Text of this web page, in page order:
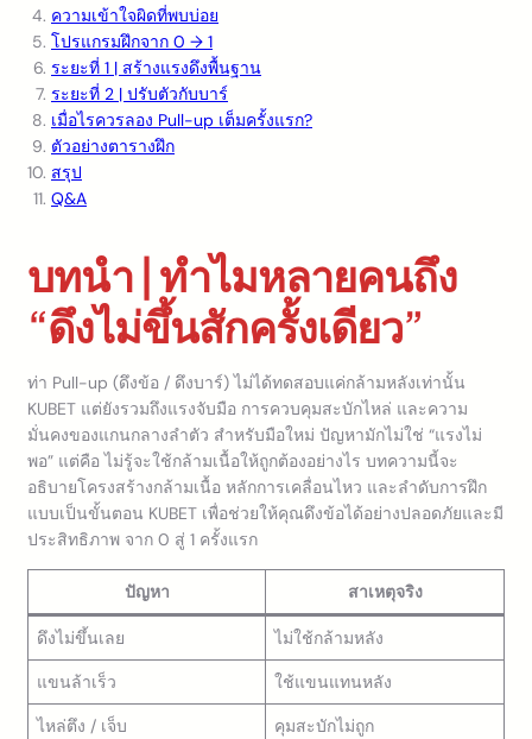
ความเข้าใจผิดที่พบบ่อย
โปรแกรมฝึกจาก 0 → 1
ระยะที่ 1 | สร้างแรงดึงพื้นฐาน
ระยะที่ 2 | ปรับตัวกับบาร์
เมื่อไรควรลอง Pull-up เต็มครั้งแรก?
ตัวอย่างตารางฝึก
สรุป
Q&A
บทนำ | ทำไมหลายคนถึง
“ดึงไม่ขึ้นสักครั้งเดียว”
ท่า Pull-up (ดึงข้อ / ดึงบาร์) ไม่ได้ทดสอบแค่กล้ามหลังเท่านั้น
KUBET แต่ยังรวมถึงแรงจับมือ การควบคุมสะบักไหล่ และความ
มั่นคงของแกนกลางลำตัว สำหรับมือใหม่ ปัญหามักไม่ใช่ “แรงไม่
พอ” แต่คือ ไม่รู้จะใช้กล้ามเนื้อให้ถูกต้องอย่างไร บทความนี้จะ
อธิบายโครงสร้างกล้ามเนื้อ หลักการเคลื่อนไหว และลำดับการฝึก
แบบเป็นขั้นตอน KUBET เพื่อช่วยให้คุณดึงข้อได้อย่างปลอดภัยและมี
ประสิทธิภาพ จาก 0 สู่ 1 ครั้งแรก
ปัญหา สาเหตุจริง
ดึงไม่ขึ้นเลย ไม่ใช้กล้ามหลัง
แขนล้าเร็ว ใช้แขนแทนหลัง
ไหล่ตึง / เจ็บ คุมสะบักไม่ถูก